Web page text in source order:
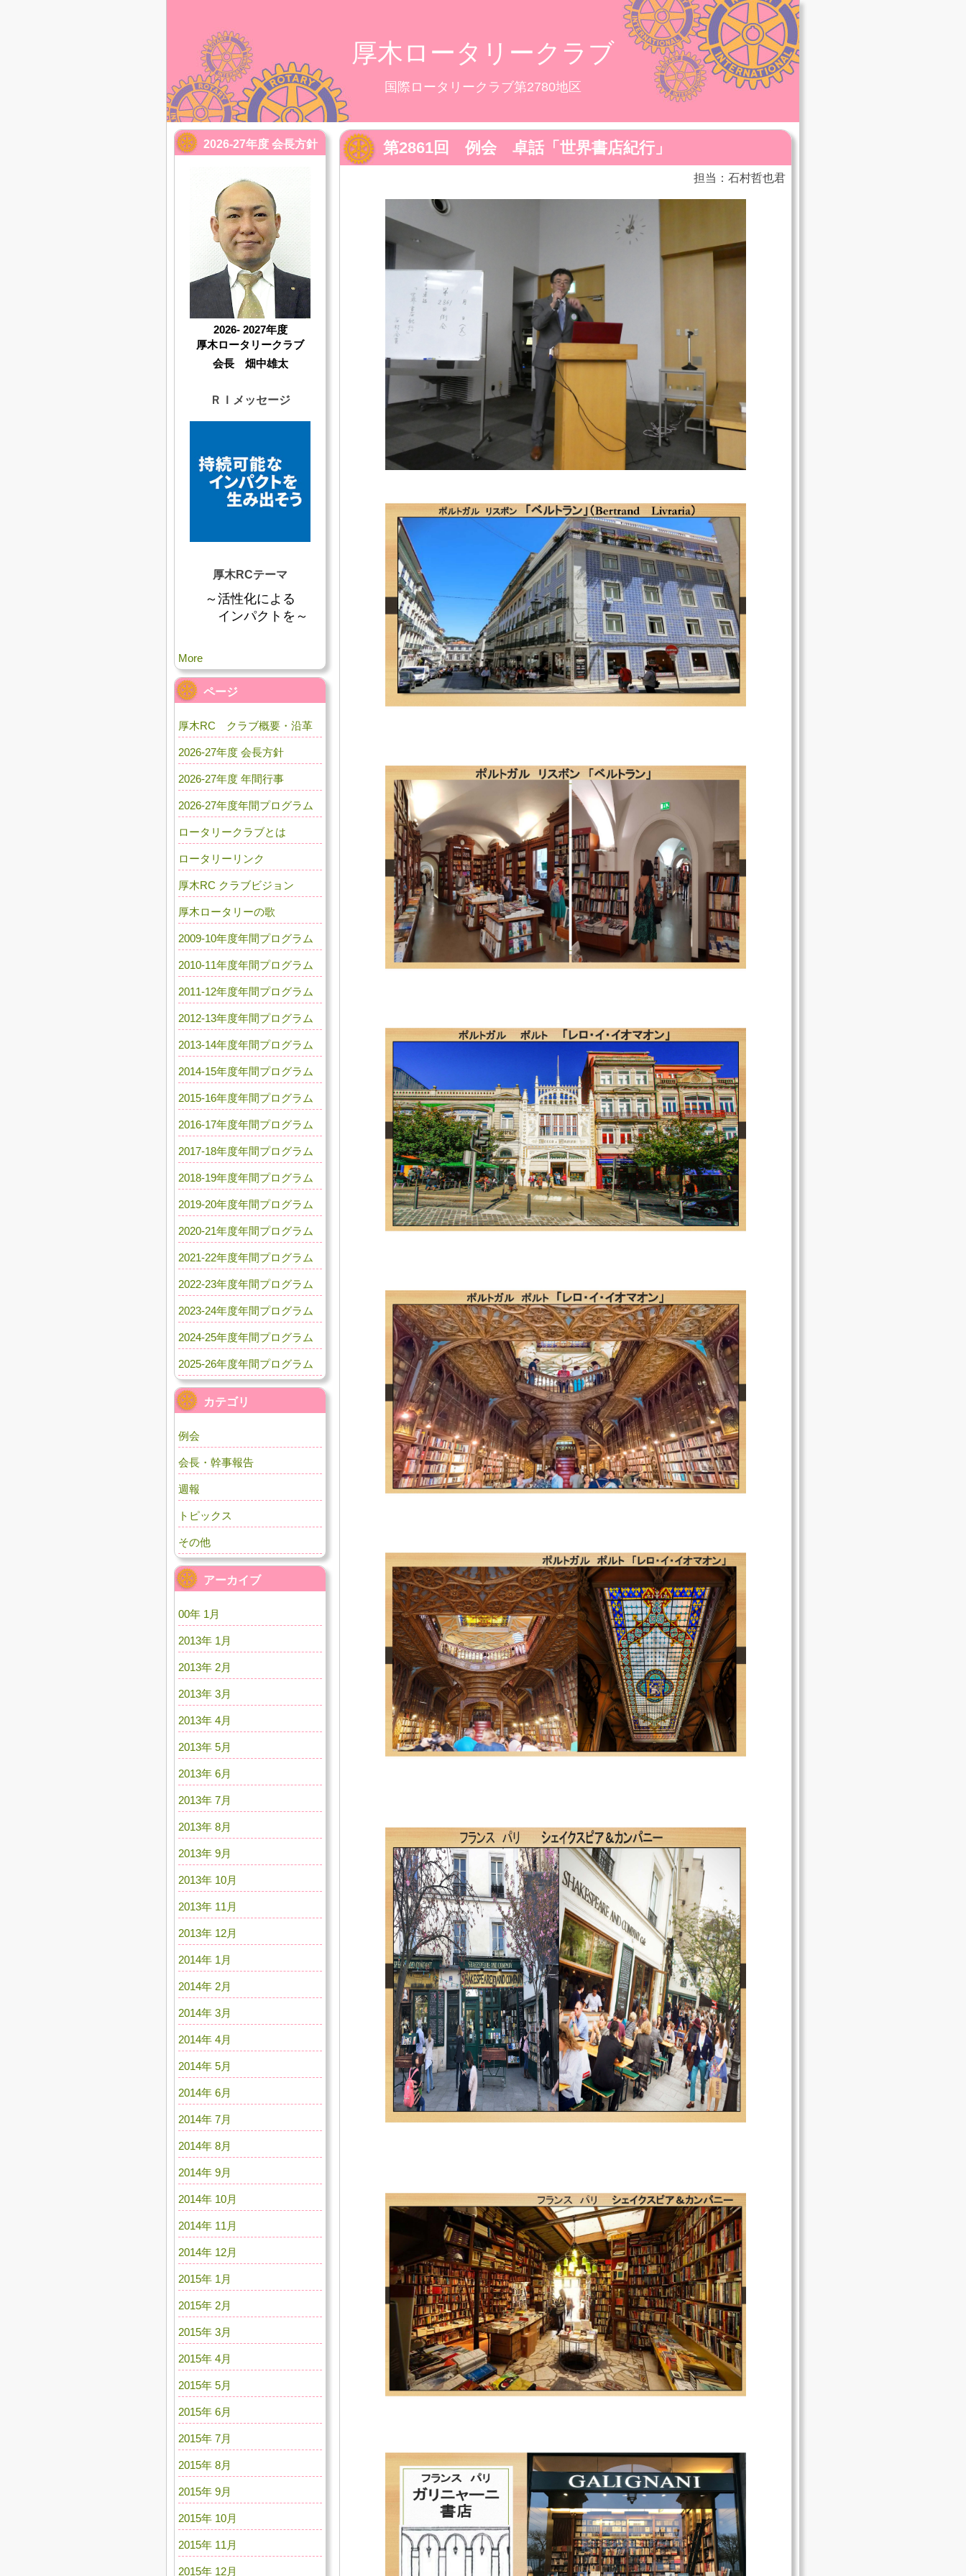
厚木ロータリークラブ
国際ロータリークラブ第2780地区
第2861回 例会 卓話「世界書店紀行」
担当：石村哲也君
2026-27年度 会長方針
2026- 2027年度
厚木ロータリークラブ
会長 畑中雄太
ＲＩメッセージ
厚木RCテーマ
～活性化による
インパクトを～
More
ページ
厚木RC クラブ概要・沿革
2026-27年度 会長方針
2026-27年度 年間行事
2026-27年度年間プログラム
ロータリークラブとは
ロータリーリンク
厚木RC クラブビジョン
厚木ロータリーの歌
2009-10年度年間プログラム
2010-11年度年間プログラム
2011-12年度年間プログラム
2012-13年度年間プログラム
2013-14年度年間プログラム
2014-15年度年間プログラム
2015-16年度年間プログラム
2016-17年度年間プログラム
2017-18年度年間プログラム
2018-19年度年間プログラム
2019-20年度年間プログラム
2020-21年度年間プログラム
2021-22年度年間プログラム
2022-23年度年間プログラム
2023-24年度年間プログラム
2024-25年度年間プログラム
2025-26年度年間プログラム
カテゴリ
例会
会長・幹事報告
週報
トピックス
その他
アーカイブ
00年 1月
2013年 1月
2013年 2月
2013年 3月
2013年 4月
2013年 5月
2013年 6月
2013年 7月
2013年 8月
2013年 9月
2013年 10月
2013年 11月
2013年 12月
2014年 1月
2014年 2月
2014年 3月
2014年 4月
2014年 5月
2014年 6月
2014年 7月
2014年 8月
2014年 9月
2014年 10月
2014年 11月
2014年 12月
2015年 1月
2015年 2月
2015年 3月
2015年 4月
2015年 5月
2015年 6月
2015年 7月
2015年 8月
2015年 9月
2015年 10月
2015年 11月
2015年 12月